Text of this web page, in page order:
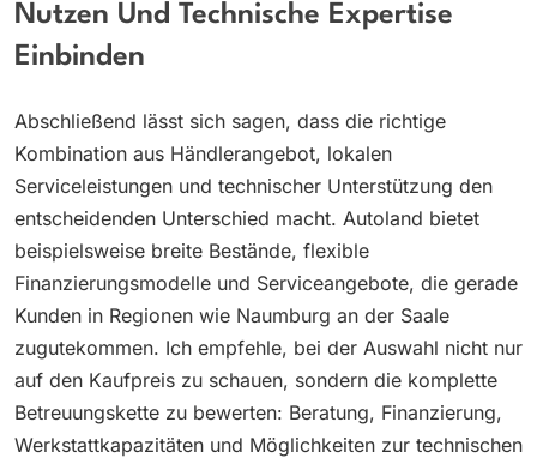
Nutzen Und Technische Expertise
Einbinden
Abschließend lässt sich sagen, dass die richtige
Kombination aus Händlerangebot, lokalen
Serviceleistungen und technischer Unterstützung den
entscheidenden Unterschied macht. Autoland bietet
beispielsweise breite Bestände, flexible
Finanzierungsmodelle und Serviceangebote, die gerade
Kunden in Regionen wie Naumburg an der Saale
zugutekommen. Ich empfehle, bei der Auswahl nicht nur
auf den Kaufpreis zu schauen, sondern die komplette
Betreuungskette zu bewerten: Beratung, Finanzierung,
Werkstattkapazitäten und Möglichkeiten zur technischen